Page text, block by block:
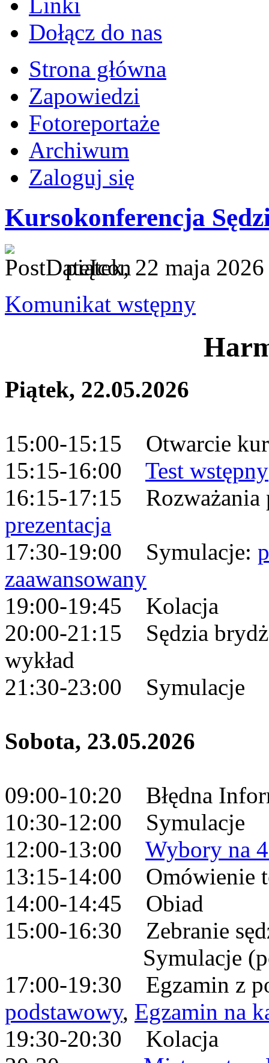
Linki
Dołącz do nas
Strona główna
Zapowiedzi
Fotoreportaże
Archiwum
Zaloguj się
Kursokonferencja
piątek, 22 maja
Komunikat wstępny
Piątek, 22.05.2026
15:00-15:15 Otwarcie
15:15-16:00 Test wstępny
16:15-17:15 Rozważania
prezentacja
17:30-19:00 Symulacje:
zaawansowany
19:00-19:45 Kolacja
20:00-21:15 Sędzia
wykład
21:30-23:00 Symulacje
Sobota, 23.05.2026
09:00-10:20 Błędna
10:30-12:00 Symulacje
12:00-13:00 Wybory na
13:15-14:00 Omówienie
14:00-14:45 Obiad
15:00-16:30 Zebranie
Symulacje
17:00-19:30 Egzamin z
podstawowy, Egzamin na
19:30-20:30 Kolacja